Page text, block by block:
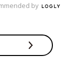
2回を目安に
の注意ポイント
いました。
by